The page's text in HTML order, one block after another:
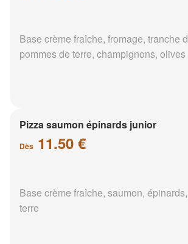
Base crème fraîche, fromage, tranche
pommes de terre, champignons, olives
Pizza saumon épinards junior
Dès 11.50 €
Base crème fraîche, saumon,
terre